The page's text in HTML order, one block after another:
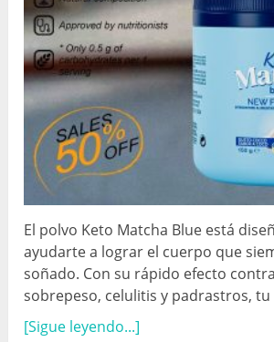
El polvo Keto Matcha Blue está
ayudarte a lograr el cuerpo que
soñado. Con su rápido efecto
sobrepeso, celulitis y padrastros,
[Sigue leyendo...]